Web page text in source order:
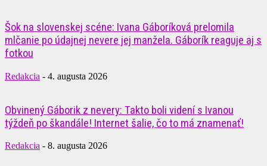
Šok na slovenskej scéne: Ivana Gáboríková prelomila
mlčanie po údajnej nevere jej manžela. Gáborík reaguje aj s
fotkou
Redakcia - 4. augusta 2026
Obvinený Gáborik z nevery: Takto boli videní s Ivanou
týždeň po škandále! Internet šalie, čo to má znamenať!
Redakcia - 8. augusta 2026